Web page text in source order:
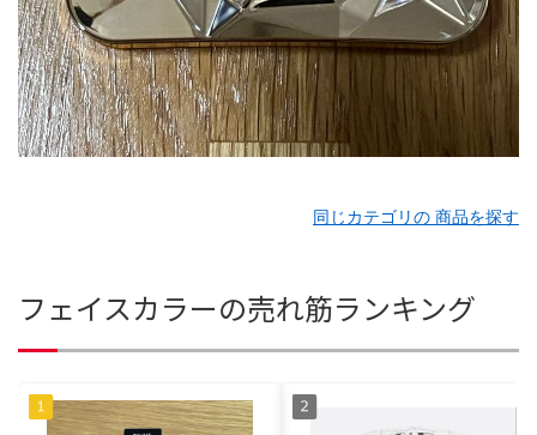
同じカテゴリの 商品を探す
フェイスカラーの売れ筋ランキング